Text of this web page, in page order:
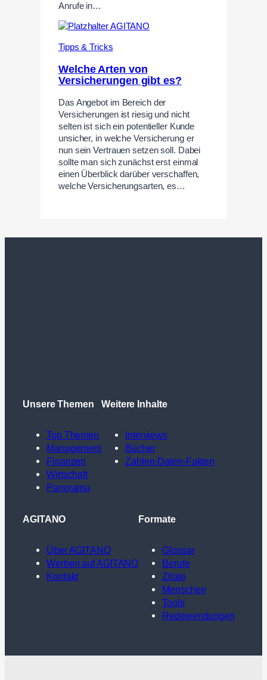
Anrufe in…
Tipps & Tricks
Welche Arten von
Versicherungen gibt es?
Das Angebot im Bereich der
Versicherungen ist riesig und nicht
selten ist sich ein potentieller Kunde
unsicher, in welche Versicherung er
nun sein Vertrauen setzen soll. Dabei
sollte man sich zunächst erst einmal
einen Überblick darüber verschaffen,
welche Versicherungsarten, es…
Unsere Themen
Top Themen
Management
Finanzen
Wirtschaft
Panorama
Weitere Inhalte
Interviews
Bücher
Zahlen-Daten-Fakten
AGITANO
Über AGITANO
Werben auf AGITANO
Kontakt
Formate
Glossar
Berufe
Zitate
Menschen
Tools
Redewendungen